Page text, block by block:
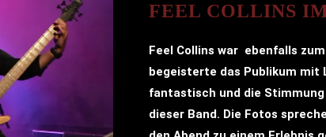
FEEL COLLINS
Feel Collins war ebenfalls
begeisterte das Publikum mit
fantastisch und die
dieser Band. Die Fotos